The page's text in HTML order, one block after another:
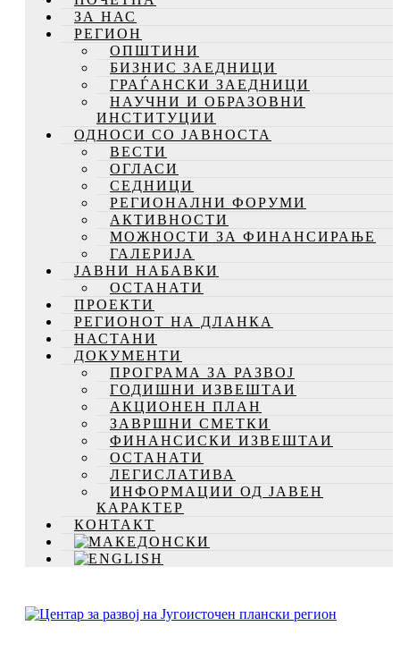
ЗА НАС
РЕГИОН
ОПШТИНИ
БИЗНИС ЗАЕДНИЦИ
ГРАЃАНСКИ ЗАЕДНИЦИ
НАУЧНИ И ОБРАЗОВНИ
ИНСТИТУЦИИ
ОДНОСИ СО ЈАВНОСТА
ВЕСТИ
ОГЛАСИ
СЕДНИЦИ
РЕГИОНАЛНИ ФОРУМИ
АКТИВНОСТИ
МОЖНОСТИ ЗА ФИНАНСИРАЊЕ
ГАЛЕРИЈА
ЈАВНИ НАБАВКИ
ОСТАНАТИ
ПРОЕКТИ
РЕГИОНОТ НА ДЛАНКА
НАСТАНИ
ДОКУМЕНТИ
ПРОГРАМА ЗА РАЗВОЈ
ГОДИШНИ ИЗВЕШТАИ
АКЦИОНЕН ПЛАН
ЗАВРШНИ СМЕТКИ
ФИНАНСИСКИ ИЗВЕШТАИ
ОСТАНАТИ
ЛЕГИСЛАТИВА
ИНФОРМАЦИИ ОД ЈАВЕН
КАРАКТЕР
КОНТАКТ